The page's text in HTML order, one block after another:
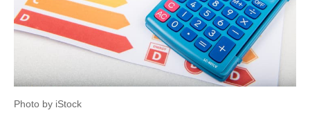
Photo by iStock